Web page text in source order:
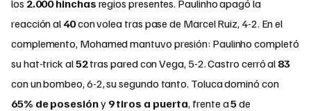
los 2.000 hinchas regios presentes. Paulinho apagó la
reacción al 40con volea tras pase de Marcel Ruiz, 4-2. En el
complemento, Mohamed mantuvo presión: Paulinho completó
su hat-trick al52tras pared con Vega, 5-2. Castro cerró al 83
con un bombeo, 6-2, su segundo tanto. Toluca dominó con
65% de posesióny 9 tiros a puerta, frente a5de